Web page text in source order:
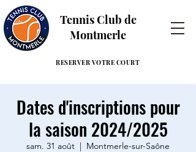
Tennis Club de
Montmerle
RESERVER VOTRE COURT
Dates d'inscriptions pour
la saison 2024/2025
sam. 31 août
  |
Montmerle-sur-Saône